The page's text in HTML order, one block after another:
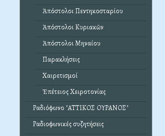
Ἀπόστολοι Πεντηκοσταρίου
Ἀπόστολοι Κυριακῶν
Ἀπόστολοι Μηναίου
Παρακλήσεις
Χαιρετισμοί
Ἐπέτειος Χειροτονίας
Ραδιόφωνο "ΑΤΤΙΚΟΣ ΟΥΡΑΝΟΣ"
Ραδιοφωνικές συζητήσεις